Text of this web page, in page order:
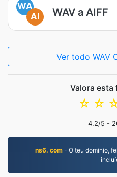
WA
AI
WAV a AIFF
Ver todo WAV
Valora esta
☆
☆
4.2/5 -
ns6. com - O teu dominio,